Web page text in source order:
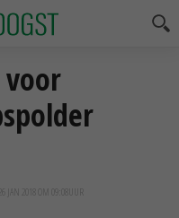
voor
26 JAN 2018 OM 09:08